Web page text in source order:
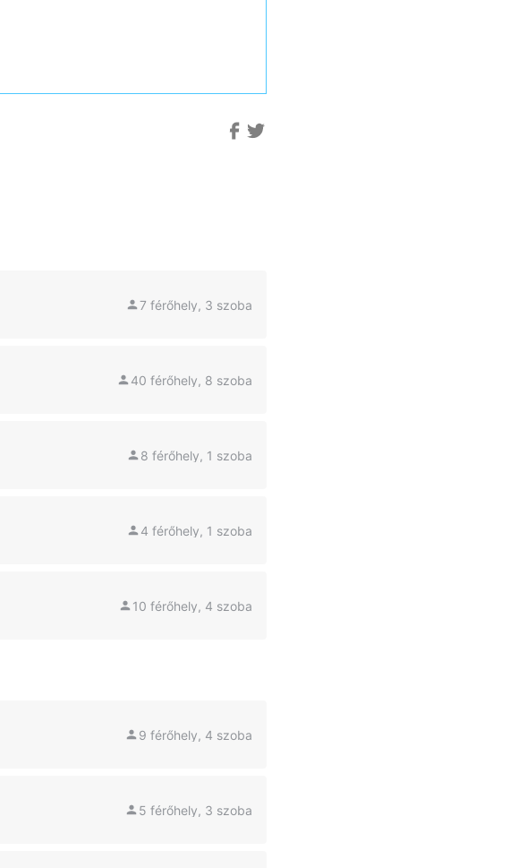
7 férőhely, 3 szoba
40 férőhely, 8 szoba
8 férőhely, 1 szoba
4 férőhely, 1 szoba
10 férőhely, 4 szoba
9 férőhely, 4 szoba
5 férőhely, 3 szoba